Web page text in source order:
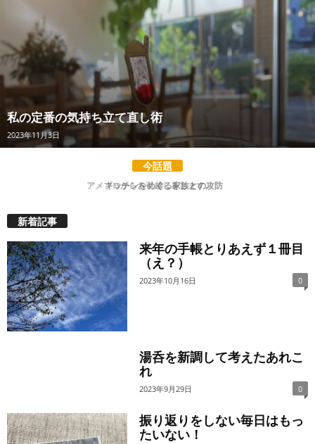
私の定番の気持ち立て直し術
2023年11月3日
今話題
キッチンをめぐる家族との攻防
新着記事
来年の手帳とりあえず１冊目
（え？）
2023年10月16日 0
湯呑を新調して考えたあれこ
れ
2023年9月29日 0
振り返りをしない毎日はもっ
たいない！